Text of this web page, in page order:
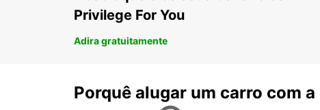
Privilege For You
Adira gratuitamente
Porquê alugar um carro com a